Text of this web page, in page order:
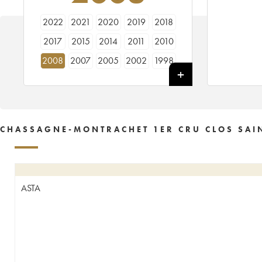
2022 2021 2020 2019
2018
2017
2015 2014 2011
2010
2008
2007 2005 2002
1998
CHASSAGNE-MONTRACHET 1ER CRU CLOS
ASTA